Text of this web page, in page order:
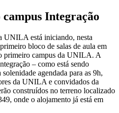
Integração
UNILA está iniciando, nesta
bloco de salas de aula em
primeiro campus da UNILA. A
– como está sendo
agendada para as 9h,
da UNILA e convidados da
construídos no terreno localizado
onde o alojamento já está em